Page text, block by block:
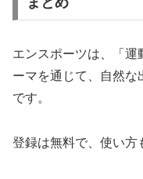
エンスポーツは、「運
ーマを通じて、自然な
です。
登録は無料で、使い方